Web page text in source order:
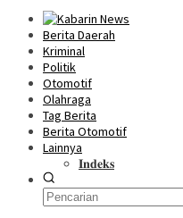
Berita Daerah
Kriminal
Politik
Otomotif
Olahraga
Tag Berita
Berita Otomotif
Lainnya
𝐈𝐧𝐝𝐞𝐤𝐬